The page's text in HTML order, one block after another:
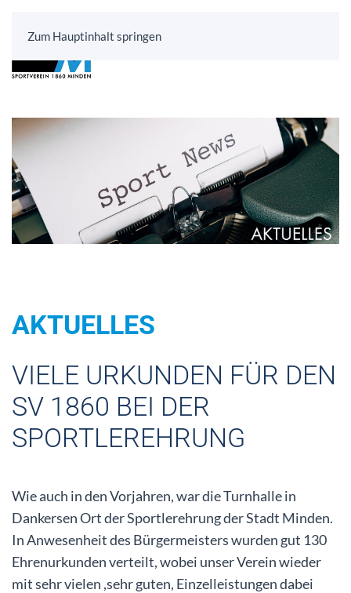
Zum Hauptinhalt springen
AKTUELLES
VIELE URKUNDEN FÜR DEN
SV 1860 BEI DER
SPORTLEREHRUNG
Wie auch in den Vorjahren, war die Turnhalle in
Dankersen Ort der Sportlerehrung der Stadt Minden.
In Anwesenheit des Bürgermeisters wurden gut 130
Ehrenurkunden verteilt, wobei unser Verein wieder
mit sehr vielen ,sehr guten, Einzelleistungen dabei